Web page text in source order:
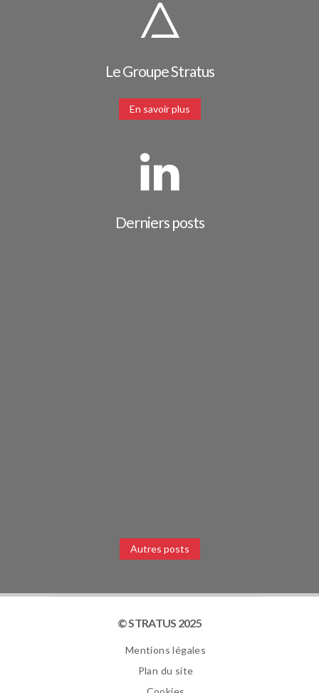
Le Groupe Stratus
En savoir plus
Derniers posts
Autres posts
© STRATUS 2025
Mentions légales
Plan du site